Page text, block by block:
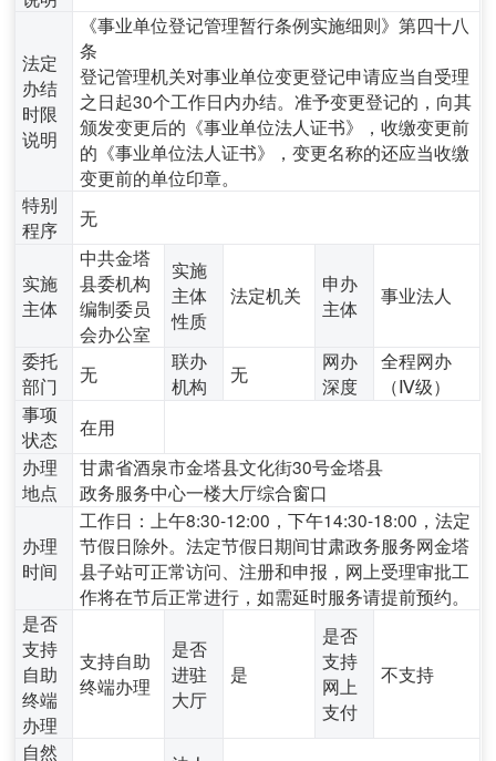
法定
办结
时限
说明
《事业单位登记管理暂行条例实施细则》第四十八
条
登记管理机关对事业单位变更登记申请应当自受理
之日起30个工作日内办结。准予变更登记的，向其
颁发变更后的《事业单位法人证书》，收缴变更前
的《事业单位法人证书》，变更名称的还应当收缴
变更前的单位印章。
特别
程序
无
实施
主体
中共金塔
县委机构
编制委员
会办公室
实施
主体
性质
法定机关
申办
主体
事业法人
委托
部门
无
联办
机构
无
网办
深度
全程网办
（Ⅳ级）
事项
状态
在用
办理
地点
甘肃省酒泉市金塔县文化街30号金塔县
政务服务中心一楼大厅综合窗口
办理
时间
工作日：上午8:30-12:00，下午14:30-18:00，法定
节假日除外。法定节假日期间甘肃政务服务网金塔
县子站可正常访问、注册和申报，网上受理审批工
作将在节后正常进行，如需延时服务请提前预约。
是否
支持
自助
终端
办理
支持自助
终端办理
是否
进驻
大厅
是
是否
支持
网上
支付
不支持
自然